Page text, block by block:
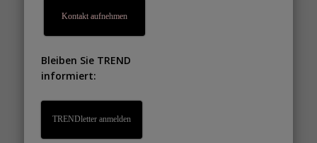
Kontakt aufnehmen
Bleiben Sie TREND
informiert:
TRENDletter anmelden